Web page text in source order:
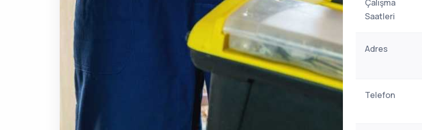
Çalışma
Saatleri
Adres
Telefon